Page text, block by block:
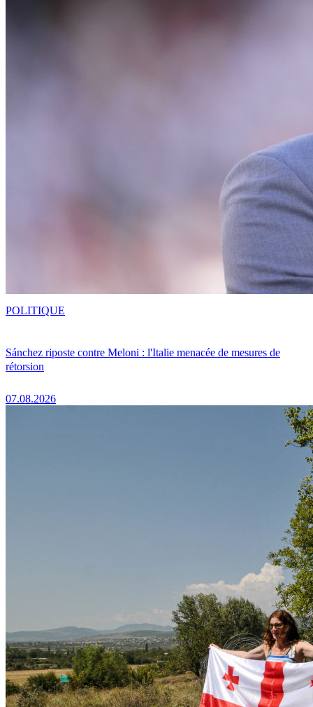
Sánchez riposte contre Meloni : l'Italie menacée de mesures de
rétorsion
07.08.2026
POLITIQUE